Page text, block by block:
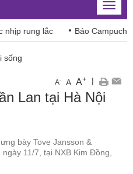
Toggle
rung lắc Báo Campuchia ‘dè
sống
A- A A+ |
Lan tại Hà Nội
bày Tove Jansson &
11/7, tại NXB Kim Đồng,